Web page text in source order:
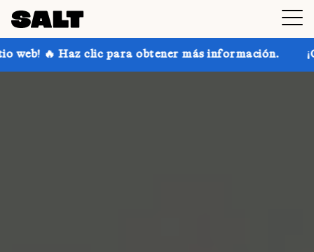
para obtener más información. ¡Consigue hasta